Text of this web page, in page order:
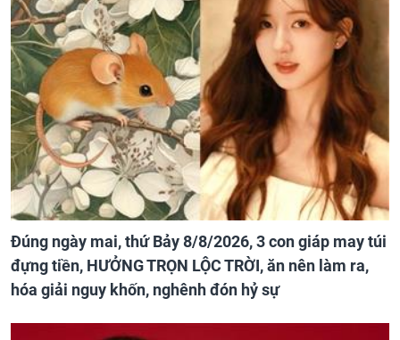
Đúng ngày mai, thứ Bảy 8/8/2026, 3 con giáp may túi
đựng tiền, HƯỞNG TRỌN LỘC TRỜI, ăn nên làm ra,
hóa giải nguy khốn, nghênh đón hỷ sự